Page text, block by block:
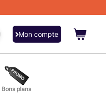
Mon compte
Bons plans